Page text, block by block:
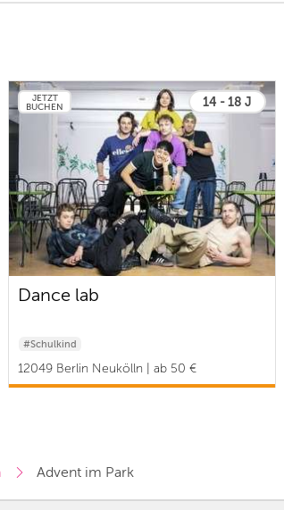
JETZT
BUCHEN
14 - 18 J
Dance lab
#Schulkind
12049 Berlin Neukölln | ab 50 €
Advent im Park